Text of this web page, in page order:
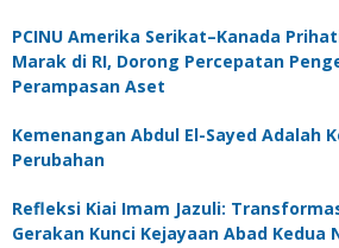
PCINU Amerika Serikat–Kanada
Marak di RI, Dorong Percepatan
Perampasan Aset
Kemenangan Abdul El-Sayed Adalah
Perubahan
Refleksi Kiai Imam Jazuli:
Gerakan Kunci Kejayaan Abad Kedua